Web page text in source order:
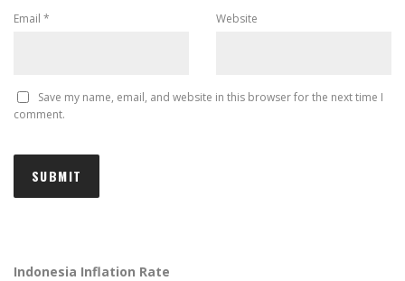
Email * Website
Save my name, email, and website in this browser for the next time I
comment.
Indonesia Inflation Rate